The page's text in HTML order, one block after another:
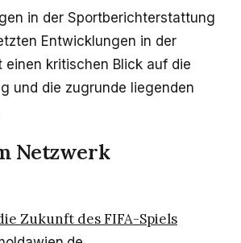
in der Sportberichterstattung
Entwicklungen in der
einen kritischen Blick auf die
und die zugrunde liegenden
Netzwerk
Zukunft des FIFA-Spiels